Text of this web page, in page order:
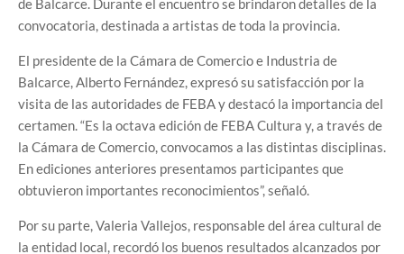
de Balcarce. Durante el encuentro se brindaron detalles de la
convocatoria, destinada a artistas de toda la provincia.
El presidente de la Cámara de Comercio e Industria de
Balcarce, Alberto Fernández, expresó su satisfacción por la
visita de las autoridades de FEBA y destacó la importancia del
certamen. “Es la octava edición de FEBA Cultura y, a través de
la Cámara de Comercio, convocamos a las distintas disciplinas.
En ediciones anteriores presentamos participantes que
obtuvieron importantes reconocimientos”, señaló.
Por su parte, Valeria Vallejos, responsable del área cultural de
la entidad local, recordó los buenos resultados alcanzados por